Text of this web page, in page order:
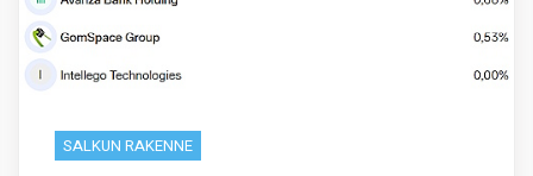
SALKUN RAKENNE